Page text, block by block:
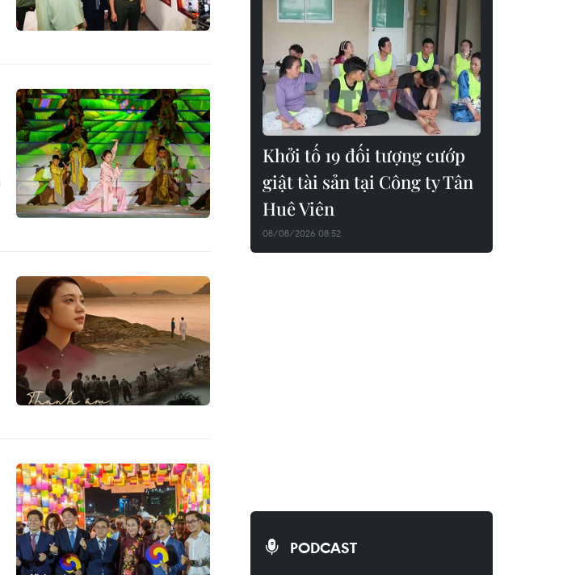
Khởi tố 19 đối tượng cướp
giật tài sản tại Công ty Tân
Huê Viên
08/08/2026 08:52
PODCAST